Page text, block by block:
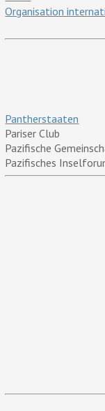
Organisation
Pantherstaaten
Pariser Club
Pazifische
Pazifisches